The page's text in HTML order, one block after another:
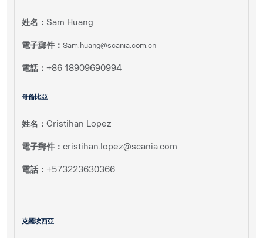
姓名： Sam Huang
電子郵件： Sam.huang@scania.com.cn
電話： +86 18909690994
哥倫比亞
姓名： Cristihan Lopez
電子郵件： cristihan.lopez@scania.com
電話： +573223630366
克羅埃西亞